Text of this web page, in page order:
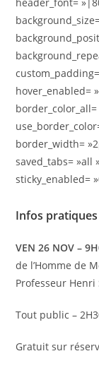
hover_enabled=
border_width=
saved_tabs= »all
sticky_enabled=
Infos pratiques
VEN 26 NOV –
de l’Homme de
Professeur
Tout public –
Gratuit sur